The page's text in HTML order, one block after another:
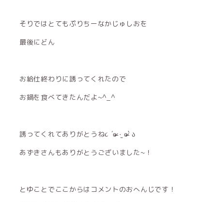
そりではとてもぷりちーなかじゅしおを
最後にどん
お給仕終わりに誘ってくれたので
お鍋を食べてきたんだよ~^_^
誘ってくれてありがとうね૮ ´ɞ̴̶̷ ·̫ ɞ̴̶̷` ა
あずきさんもありがとうございました~！
とゆことでここからはコメントのおへんじです！